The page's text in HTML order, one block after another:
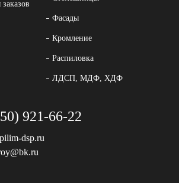
Фасады
Кромление
Распиловка
ЛДСП, МДФ, ХДФ
921-66-22
dsp.ru